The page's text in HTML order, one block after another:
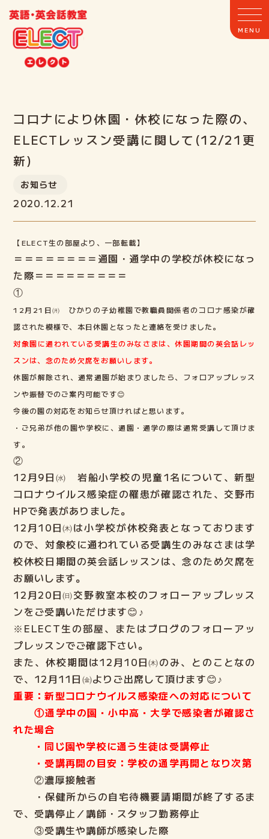
ホーム
ELECTとは
クラス案内
教室案内
講師紹介
ELECTファミリーの声
よくある質問
ご入会までの流れ
ブログ
Login
コロナにより休園・休校になった際の、
ELECTレッスン受講に関して(12/21更
新)
お知らせ
2020.12.21
【ELECT生の部屋より、一部転載】
＝＝＝＝＝＝＝＝通園・通学中の学校が休校になっ
た際＝＝＝＝＝＝＝＝＝
①
12月21日㈪ ひかりの子幼稚園で教職員関係者のコロナ感染が確
認された模様で、本日休園となったと連絡を受けました。
対象園に通われている受講生のみなさまは、休園期間の英会話レッ
スンは、念のため欠席をお願いします。
休園が解除され、通常通園が始まりましたら、フォロアップレッス
ンや振替でのご案内可能です😊
今後の園の対応をお知らせ頂ければと思います。
・ご兄弟が他の園や学校に、通園・通学の際は通常受講して頂けま
す。
②
12月9日㈬ 岩船小学校の児童1名について、新型
コロナウイルス感染症の罹患が確認された、交野市
HPで発表がありました。
12月10日㈭は小学校が休校発表となっております
ので、対象校に通われている受講生のみなさまは学
校休校日期間の英会話レッスンは、念のため欠席を
お願いします。
12月20日㈰交野教室本校のフォローアップレッス
ンをご受講いただけます😊♪
※ELECT生の部屋、またはブログのフォローアッ
プレッスンでご確認下さい。
また、休校期間は12月10日㈭のみ、とのことなの
で、12月11日㈮よりご出席して頂けます😊♪
重要：新型コロナウイルス感染症への対応について
①通学中の園・小中高・大学で感染者が確認さ
れた場合
・同じ園や学校に通う生徒は受講停止
・受講再開の目安：学校の通学再開となり次第
②濃厚接触者
・保健所からの自宅待機要請期間が終了するま
で、受講停止／講師・スタッフ勤務停止
③受講生や講師が感染した際